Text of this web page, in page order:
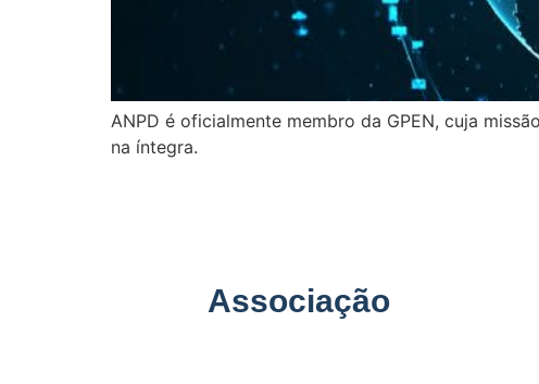
ANPD é oficialmente membro da GPEN, cuja
na íntegra.
Associação